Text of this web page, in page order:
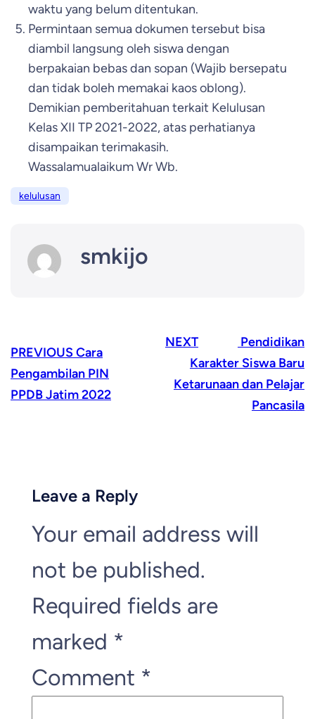
waktu yang belum ditentukan.
Permintaan semua dokumen tersebut bisa
diambil langsung oleh siswa dengan
berpakaian bebas dan sopan (Wajib bersepatu
dan tidak boleh memakai kaos oblong).
Demikian pemberitahuan terkait Kelulusan
Kelas XII TP 2021-2022, atas perhatianya
disampaikan terimakasih.
Wassalamualaikum Wr Wb.
kelulusan
smkijo
PREVIOUSCara
Pengambilan PIN
PPDB Jatim 2022
NEXT
Pendidikan
Karakter Siswa Baru
Ketarunaan dan Pelajar
Pancasila
Leave a Reply
Your email address will
not be published.
Required fields are
marked *
Comment *